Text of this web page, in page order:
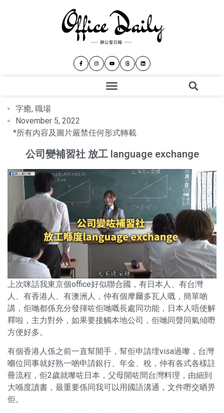
字癒, 職場
November 5, 2022
*所有內容及圖片嚴禁任何形式轉載
公司變補習社 放工 language exchange
上次咪話我東京個office好似聯合國，有日本人、有台灣
人、有香港人、有澳洲人，仲有個摩爾多瓦人嘅，簡單啲
講，佢哋都係充分發揮咗佢哋嘅長處同功能，日本人唔使解
釋啦，主力對外，如果要接觸本地公司，佢哋同聲同氣傾嘢
方便好多。
有個香港人係之前一直幫開手，幫佢申請埋visa過嚟，台灣
嗰位同事就好熟一啲申請銀行、年金、稅，仲有各式各樣註
冊流程，佢2歲就嚟咗日本，父母開咗間台灣料理，由細到
大喺度讀書，最重要係同我可以用國語溝通，文件嘢交晒畀
佢。